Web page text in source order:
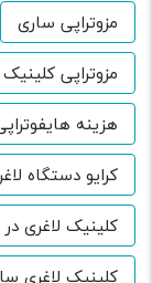
مزوتراپی ساری
مزوتراپی
هزینه
کرایو دستگاه
کلینیک لاغری
کلینیک لاغری